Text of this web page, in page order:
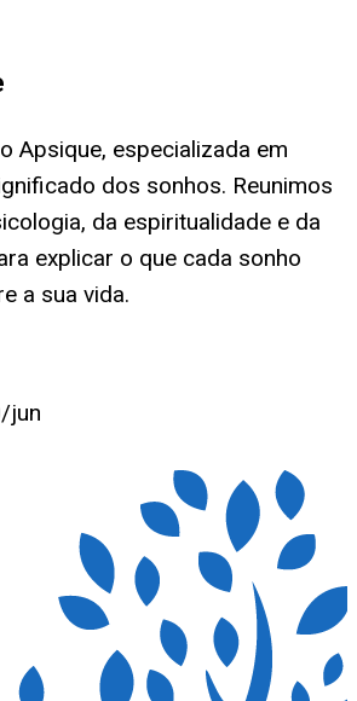
Apsique, especializada em
dos sonhos. Reunimos
da espiritualidade e da
explicar o que cada sonho
a sua vida.
jun